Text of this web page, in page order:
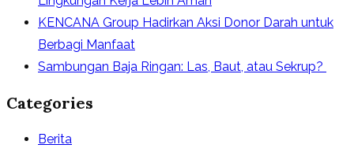
KENCANA Group Hadirkan Aksi Donor Darah untuk
Berbagi Manfaat
Sambungan Baja Ringan: Las, Baut, atau Sekrup?
Categories
Berita